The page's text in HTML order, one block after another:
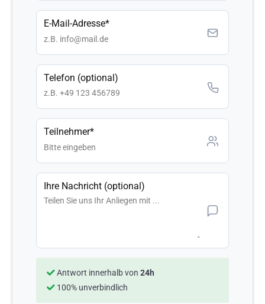
E-Mail-Adresse*
Telefon (optional)
Teilnehmer*
Ihre Nachricht (optional)
Antwort innerhalb von 24h
100% unverbindlich